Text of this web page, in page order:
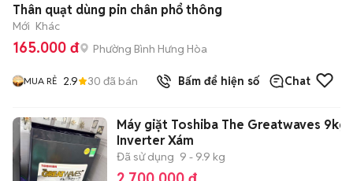
Thân quạt dùng pin chân phổ thông
Mới Khác
165.000 đ Phường Bình Hưng Hòa
MUA RẺ 2.9 30 đã bán Bấm để hiện số Chat
Máy giặt Toshiba The Greatwaves 9kg
Inverter Xám
Đã sử dụng 9 - 9.9 kg